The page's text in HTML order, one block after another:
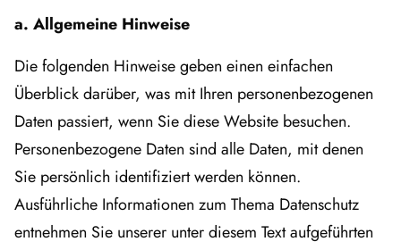
a. Allgemeine Hinweise
Die folgenden Hinweise geben einen einfachen
Überblick darüber, was mit Ihren personenbezogenen
Daten passiert, wenn Sie diese Website besuchen.
Personenbezogene Daten sind alle Daten, mit denen
Sie persönlich identifiziert werden können.
Ausführliche Informationen zum Thema Datenschutz
entnehmen Sie unserer unter diesem Text aufgeführten